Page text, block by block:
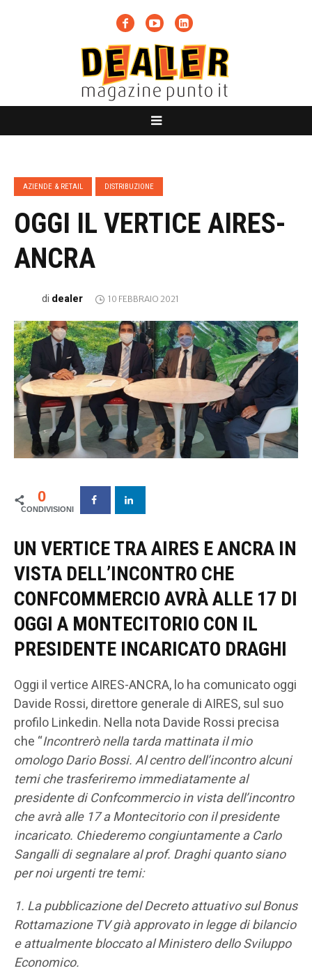
AZIENDE & RETAIL DISTRIBUZIONE
OGGI IL VERTICE AIRES-
ANCRA
di dealer 10 FEBBRAIO 2021
0
UN VERTICE TRA AIRES E ANCRA IN
VISTA DELL’INCONTRO CHE
CONFCOMMERCIO AVRÀ ALLE 17 DI
OGGI A MONTECITORIO CON IL
PRESIDENTE INCARICATO DRAGHI
Oggi il vertice AIRES-ANCRA, lo ha comunicato oggi
Davide Rossi, direttore generale di AIRES, sul suo
profilo Linkedin. Nella nota Davide Rossi precisa
che “Incontrerò nella tarda mattinata il mio
omologo Dario Bossi. Al centro dell’incontro alcuni
temi che trasferiremo immediatamente al
presidente di Confcommercio in vista dell’incontro
che avrà alle 17 a Montecitorio con il presidente
incaricato. Chiederemo congiuntamente a Carlo
Sangalli di segnalare al prof. Draghi quanto siano
per noi urgenti tre temi:
1. La pubblicazione del Decreto attuativo sul Bonus
Rottamazione TV già approvato in legge di bilancio
e attualmente bloccato al Ministero dello Sviluppo
Economico.